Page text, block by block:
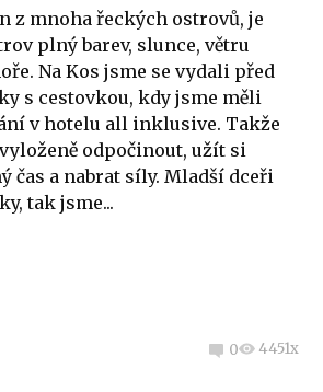
z mnoha řeckých ostrovů, je
plný barev, slunce, větru
Na Kos jsme se vydali před
s cestovkou, kdy jsme měli
v hotelu all inklusive. Takže
odpočinout, užít si
čas a nabrat síly. Mladší dceři
tak jsme...
0 4451x